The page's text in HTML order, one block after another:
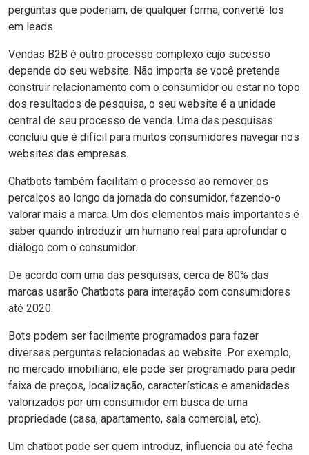
perguntas que poderiam, de qualquer forma, convertê-los
em leads.
Vendas B2B é outro processo complexo cujo sucesso
depende do seu website. Não importa se você pretende
construir relacionamento com o consumidor ou estar no topo
dos resultados de pesquisa, o seu website é a unidade
central de seu processo de venda. Uma das pesquisas
concluiu que é difícil para muitos consumidores navegar nos
websites das empresas.
Chatbots também facilitam o processo ao remover os
percalços ao longo da jornada do consumidor, fazendo-o
valorar mais a marca. Um dos elementos mais importantes é
saber quando introduzir um humano real para aprofundar o
diálogo com o consumidor.
De acordo com uma das pesquisas, cerca de 80% das
marcas usarão Chatbots para interação com consumidores
até 2020.
Bots podem ser facilmente programados para fazer
diversas perguntas relacionadas ao website. Por exemplo,
no mercado imobiliário, ele pode ser programado para pedir
faixa de preços, localização, características e amenidades
valorizados por um consumidor em busca de uma
propriedade (casa, apartamento, sala comercial, etc).
Um chatbot pode ser quem introduz, influencia ou até fecha